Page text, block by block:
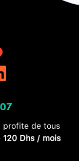
profite de tous
120 Dhs / mois